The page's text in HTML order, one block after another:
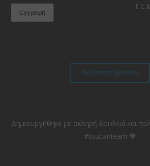
Αναζητάτε Εργασία;
Δημιουργήθηκε με σκληρή δουλειά και
#toucanteam 💙